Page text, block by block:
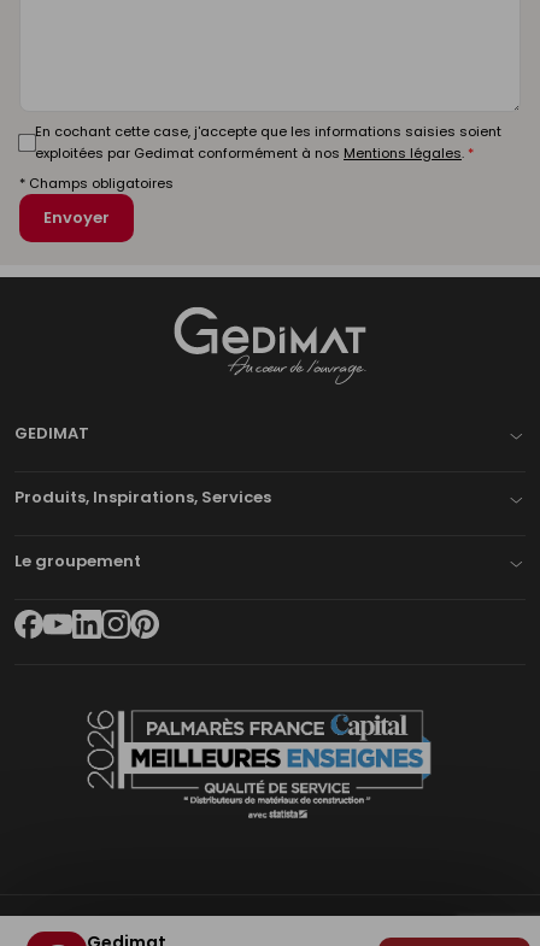
En cochant cette case, j'accepte que les informations saisies soient
exploitées par Gedimat conformément à nos Mentions légales.
* Champs obligatoires
Envoyer
GEDIMAT
Produits, Inspirations, Services
Le groupement